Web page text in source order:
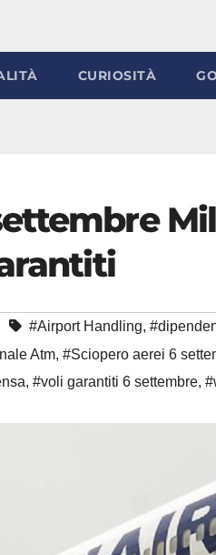
CURIOSITÀ
#Airport Handling,
Atm, #Sciopero aerei 6
, #voli garantiti 6 settembre,